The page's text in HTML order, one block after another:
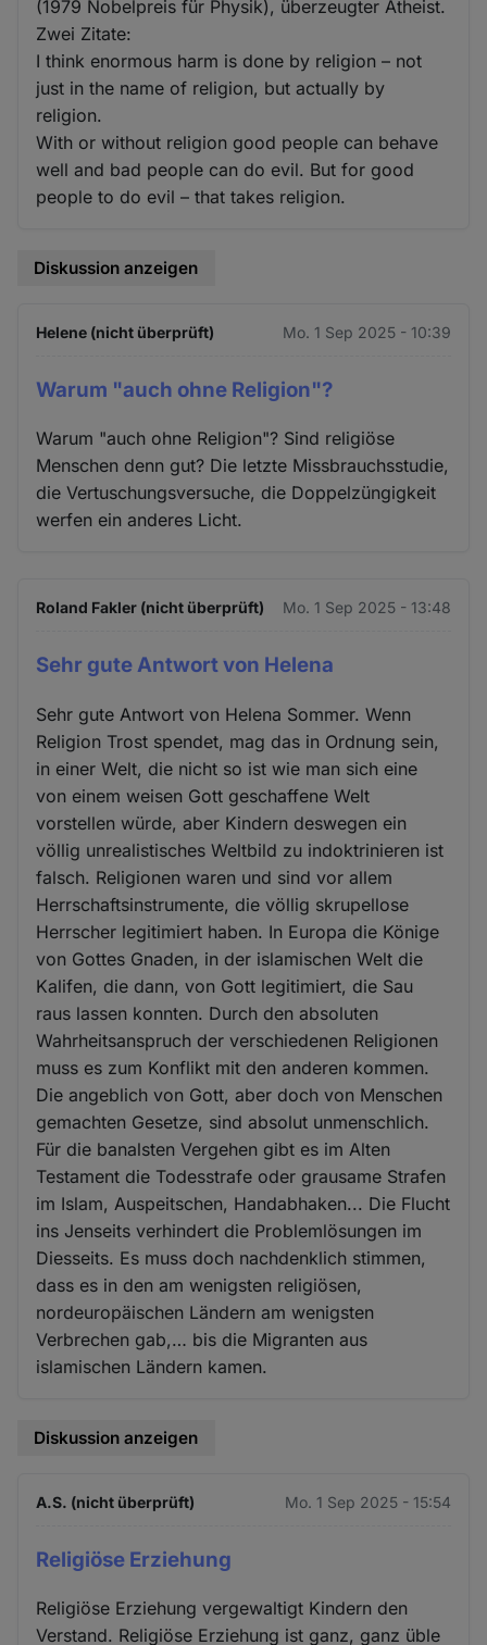
(1979 Nobelpreis für Physik), überzeugter Atheist.
Zwei Zitate:
I think enormous harm is done by religion – not
just in the name of religion, but actually by
religion.
With or without religion good people can behave
well and bad people can do evil. But for good
people to do evil – that takes religion.
Diskussion anzeigen
Helene (nicht überprüft) Mo. 1 Sep 2025 - 10:39
Warum "auch ohne Religion"?
Warum "auch ohne Religion"? Sind religiöse
Menschen denn gut? Die letzte Missbrauchsstudie,
die Vertuschungsversuche, die Doppelzüngigkeit
werfen ein anderes Licht.
Roland Fakler (nicht überprüft) Mo. 1 Sep 2025 - 13:48
Sehr gute Antwort von Helena
Sehr gute Antwort von Helena Sommer. Wenn
Religion Trost spendet, mag das in Ordnung sein,
in einer Welt, die nicht so ist wie man sich eine
von einem weisen Gott geschaffene Welt
vorstellen würde, aber Kindern deswegen ein
völlig unrealistisches Weltbild zu indoktrinieren ist
falsch. Religionen waren und sind vor allem
Herrschaftsinstrumente, die völlig skrupellose
Herrscher legitimiert haben. In Europa die Könige
von Gottes Gnaden, in der islamischen Welt die
Kalifen, die dann, von Gott legitimiert, die Sau
raus lassen konnten. Durch den absoluten
Wahrheitsanspruch der verschiedenen Religionen
muss es zum Konflikt mit den anderen kommen.
Die angeblich von Gott, aber doch von Menschen
gemachten Gesetze, sind absolut unmenschlich.
Für die banalsten Vergehen gibt es im Alten
Testament die Todesstrafe oder grausame Strafen
im Islam, Auspeitschen, Handabhaken... Die Flucht
ins Jenseits verhindert die Problemlösungen im
Diesseits. Es muss doch nachdenklich stimmen,
dass es in den am wenigsten religiösen,
nordeuropäischen Ländern am wenigsten
Verbrechen gab,… bis die Migranten aus
islamischen Ländern kamen.
Diskussion anzeigen
A.S. (nicht überprüft) Mo. 1 Sep 2025 - 15:54
Religiöse Erziehung
Religiöse Erziehung vergewaltigt Kindern den
Verstand. Religiöse Erziehung ist ganz, ganz üble